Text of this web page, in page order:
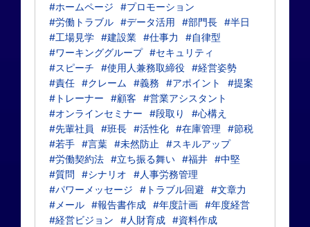
#ホームページ
#プロモーション
#労働トラブル #データ活用 #部門長 #半日
#工場見学 #建設業 #仕事力
#自律型
#ワーキンググループ #セキュリティ
#スピーチ
#使用人兼務取締役 #経営姿勢
#責任 #クレーム #義務 #アポイント
#提案
#トレーナー
#顧客
#営業アシスタント
#オンラインセミナー
#段取り
#心構え
#先輩社員
#班長 #活性化 #在庫管理
#節税
#若手 #言葉 #未然防止
#スキルアップ
#労働契約法 #立ち振る舞い #福井 #中堅
#質問
#シナリオ
#人事労務管理
#パワーメッセージ
#トラブル回避
#文章力
#メール #報告書作成 #年度計画 #年度経営
#経営ビジョン
#人財育成 #資料作成